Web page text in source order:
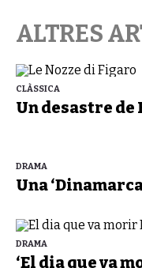
ALTRES
CLÀSSICA
Un desastre de
DRAMA
Una
DRAMA
‘El dia que va